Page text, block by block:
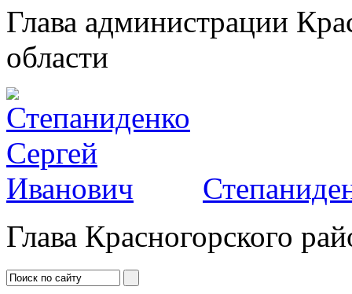
Глава администрации
области
Глава Красногорского